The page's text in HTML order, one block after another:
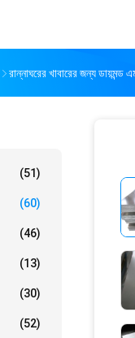
রান্নাঘরের খাবারের জন্য
(51)
(60)
(46)
(13)
(30)
(52)